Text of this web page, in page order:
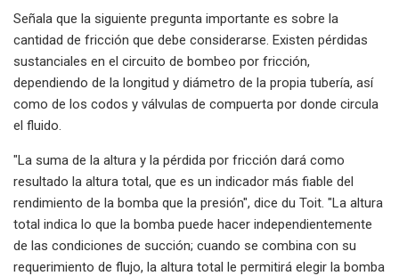
Señala que la siguiente pregunta importante es sobre la
cantidad de fricción que debe considerarse. Existen pérdidas
sustanciales en el circuito de bombeo por fricción,
dependiendo de la longitud y diámetro de la propia tubería, así
como de los codos y válvulas de compuerta por donde circula
el fluido.
"La suma de la altura y la pérdida por fricción dará como
resultado la altura total, que es un indicador más fiable del
rendimiento de la bomba que la presión", dice du Toit. "La altura
total indica lo que la bomba puede hacer independientemente
de las condiciones de succión; cuando se combina con su
requerimiento de flujo, la altura total le permitirá elegir la bomba